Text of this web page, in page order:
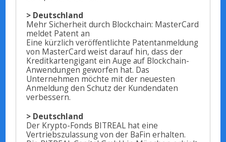
> Deutschland
Mehr Sicherheit durch Blockchain: MasterCard
meldet Patent an
Eine kürzlich veröffentlichte Patentanmeldung
von MasterCard weist darauf hin, dass der
Kreditkartengigant ein Auge auf Blockchain-
Anwendungen geworfen hat. Das
Unternehmen möchte mit der neuesten
Anmeldung den Schutz der Kundendaten
verbessern.
> Deutschland
Der Krypto-Fonds BITREAL hat eine
Vertriebszulassung von der BaFin erhalten.